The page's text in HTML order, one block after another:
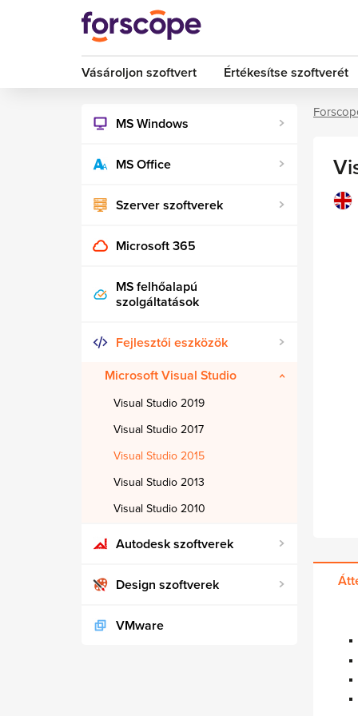
Vásároljon szoftvert Értékesítse szoftverét
MS Windows
MS Office
Szerver szoftverek
Microsoft 365
MS felhőalapú
szolgáltatások
Fejlesztői eszközök
Microsoft Visual Studio
Visual Studio 2019
Visual Studio 2017
Visual Studio 2015
Visual Studio 2013
Visual Studio 2010
Autodesk szoftverek
Design szoftverek
VMware